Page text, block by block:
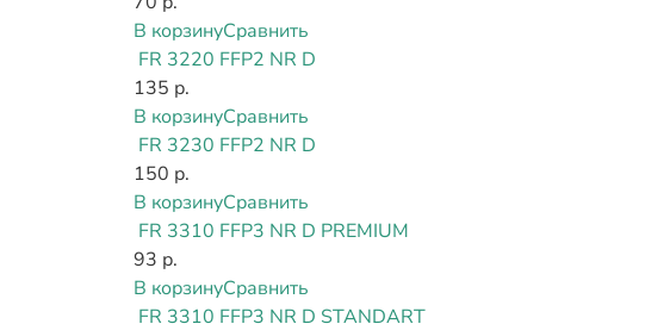
В корзинуСравнить
FR 3220 FFP2 NR D
135 р.
В корзинуСравнить
FR 3230 FFP2 NR D
150 р.
В корзинуСравнить
FR 3310 FFP3 NR D PREMIUM
93 р.
В корзинуСравнить
FR 3310 FFP3 NR D STANDART